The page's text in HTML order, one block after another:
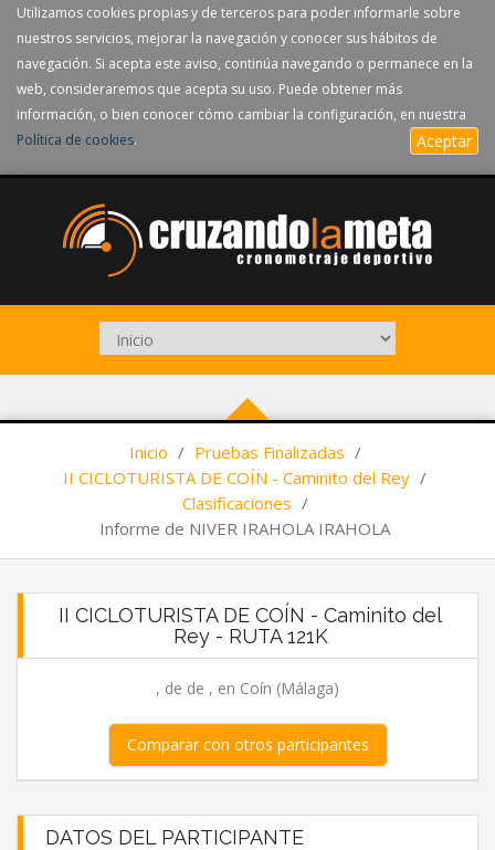
Utilizamos cookies propias y de terceros para poder informarle sobre
nuestros servicios, mejorar la navegación y conocer sus hábitos de
navegación. Si acepta este aviso, continúa navegando o permanece en la
web, consideraremos que acepta su uso. Puede obtener más
información, o bien conocer cómo cambiar la configuración, en nuestra
Política de cookies. Aceptar
Inicio / Pruebas Finalizadas /
II CICLOTURISTA DE COÍN - Caminito del Rey /
Clasificaciones /
Informe de NIVER IRAHOLA IRAHOLA
II CICLOTURISTA DE COÍN - Caminito del
Rey - RUTA 121K
, de de , en Coín (Málaga)
Comparar con otros participantes
DATOS DEL PARTICIPANTE